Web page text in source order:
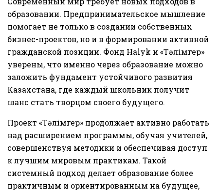
образовании. Предпринимательское мышление
помогает не только в создании собственных
бизнес-проектов, но и в формировании активной
гражданской позиции. Фонд Halyk и «Тәлімгер»
уверены, что именно через образование можно
заложить фундамент устойчивого развития
Казахстана, где каждый школьник получит
шанс стать творцом своего будущего.
Проект «Тәлімгер» продолжает активно работать
над расширением программы, обучая учителей,
совершенствуя методики и обеспечивая доступ
к лучшим мировым практикам. Такой
системный подход делает образование более
практичным и ориентированным на будущее,